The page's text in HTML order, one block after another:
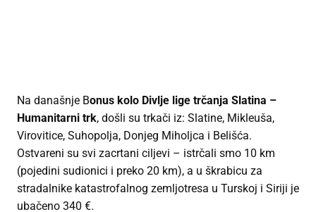
Na današnje Bonus kolo Divlje lige trčanja Slatina –
Humanitarni trk, došli su trkači iz: Slatine, Mikleuša,
Virovitice, Suhopolja, Donjeg Miholjca i Belišća.
Ostvareni su svi zacrtani ciljevi – istrčali smo 10 km
(pojedini sudionici i preko 20 km), a u škrabicu za
stradalnike katastrofalnog zemljotresa u Turskoj i Siriji je
ubačeno 340 €.